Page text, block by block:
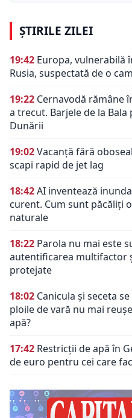
ȘTIRILE ZILEI
19:42 Europa, vulnerabilă
Rusia, suspectată de o
19:22 Cernavodă rămâne
a trecut. Barjele de la
Dunării
19:02Vacanță fără
scapi rapid de jet lag
18:42AI inventează
curent. Cum sunt păcăliți
naturale
18:22 Parola nu mai este
autentificarea multifactor
protejate
18:02 Canicula și seceta
ploile de vară nu mai
apă?
17:42 Restricții de apă în
de euro pentru cei care